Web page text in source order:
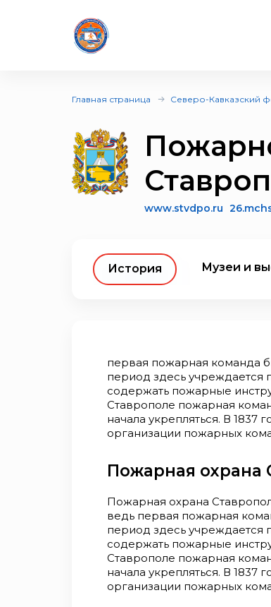
Главная страница Северо-Кавказский
www.stvdpo.ru
История Музеи и
первая пожарная команда
период здесь учреждается
содержать пожарные
Ставрополе пожарная
начала укрепляться. В 1837
организации пожарных
Пожарная охрана
Пожарная охрана
ведь первая пожарная
период здесь учреждается
содержать пожарные
Ставрополе пожарная
начала укрепляться. В 1837
организации пожарных